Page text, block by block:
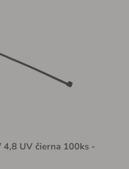
4,8 UV čierna 100ks -